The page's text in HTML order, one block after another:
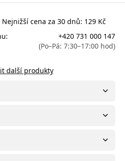
Nejnižší cena za 30 dnů: 129 Kč
+420 731 000 147
(Po–Pá: 7:30–17:00 hod)
další produkty